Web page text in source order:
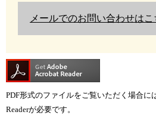
メールでのお問い合わせはこ
PDF形式のファイルをご覧いただく場合に
Readerが必要です。